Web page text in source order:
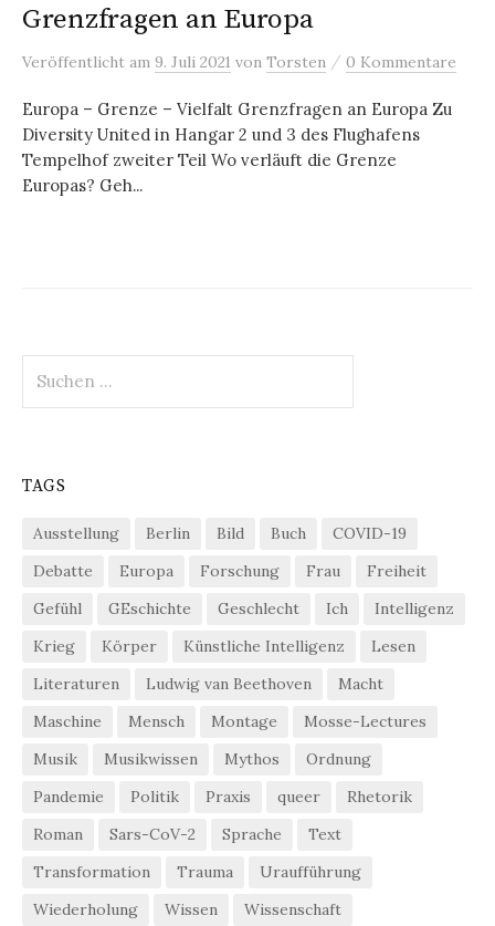
Grenzfragen an Europa
Veröffentlicht am 9. Juli 2021 von Torsten / 0 Kommentare
Europa – Grenze – Vielfalt Grenzfragen an Europa Zu
Diversity United in Hangar 2 und 3 des Flughafens
Tempelhof zweiter Teil Wo verläuft die Grenze
Europas? Geh...
nach:
TAGS
Ausstellung Berlin Bild Buch
COVID-19
Debatte
Europa Forschung Frau
Freiheit
Gefühl
GEschichte Geschlecht Ich
Intelligenz
Krieg
Körper Künstliche Intelligenz
Lesen
Literaturen
Ludwig van Beethoven
Macht
Maschine
Mensch Montage
Mosse-Lectures
Musik
Musikwissen Mythos
Ordnung
Pandemie
Politik Praxis queer
Rhetorik
Roman
Sars-CoV-2 Sprache
Text
Transformation
Trauma
Uraufführung
Wiederholung
Wissen Wissenschaft